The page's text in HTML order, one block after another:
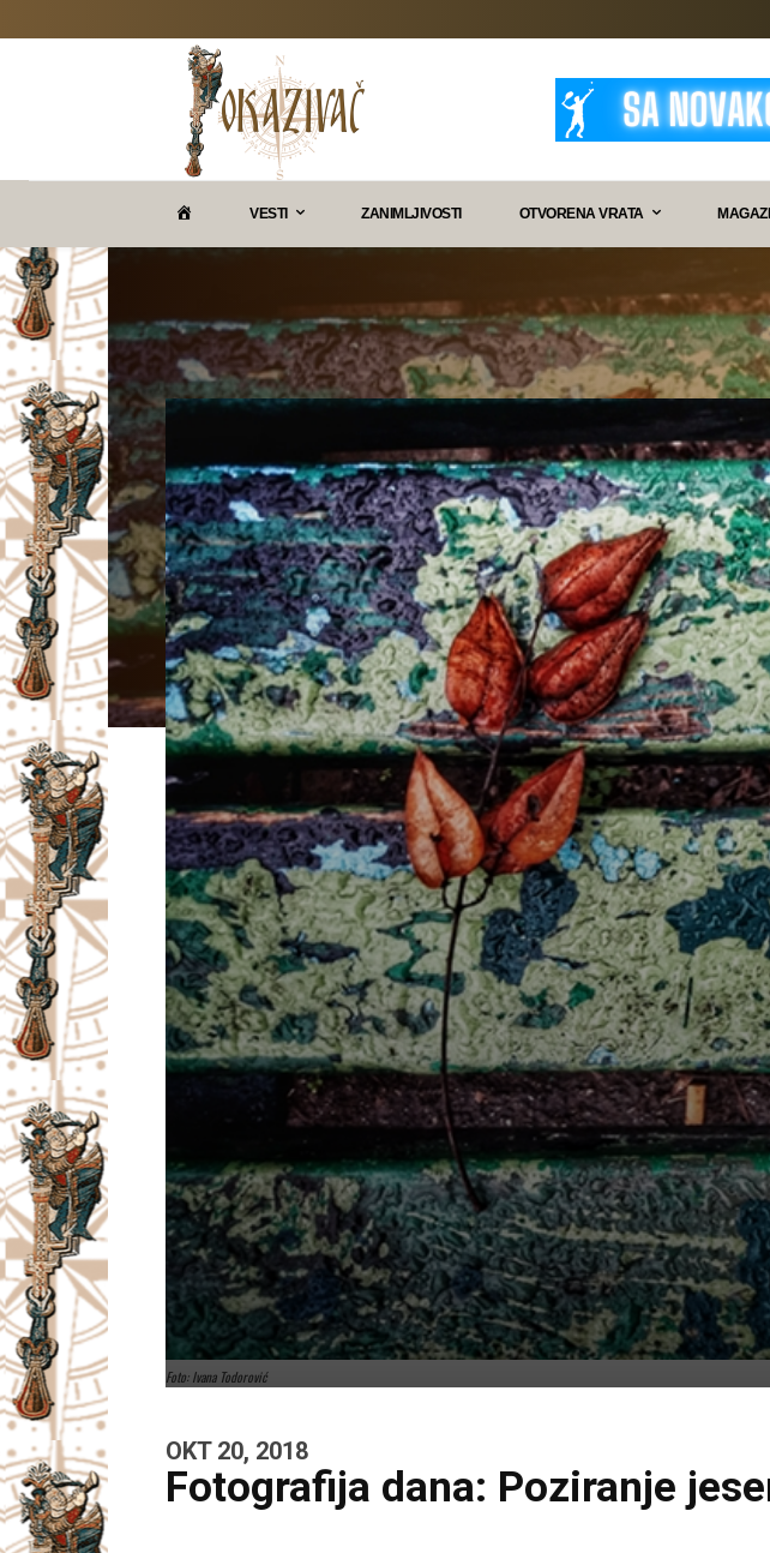
Z
I
V
A
Č
VESTI ZANIMLJIVOSTI OTVORENA VRATA
Foto: Ivana Todorović
OKT 20, 2018
Fotografija dana: Poziranje